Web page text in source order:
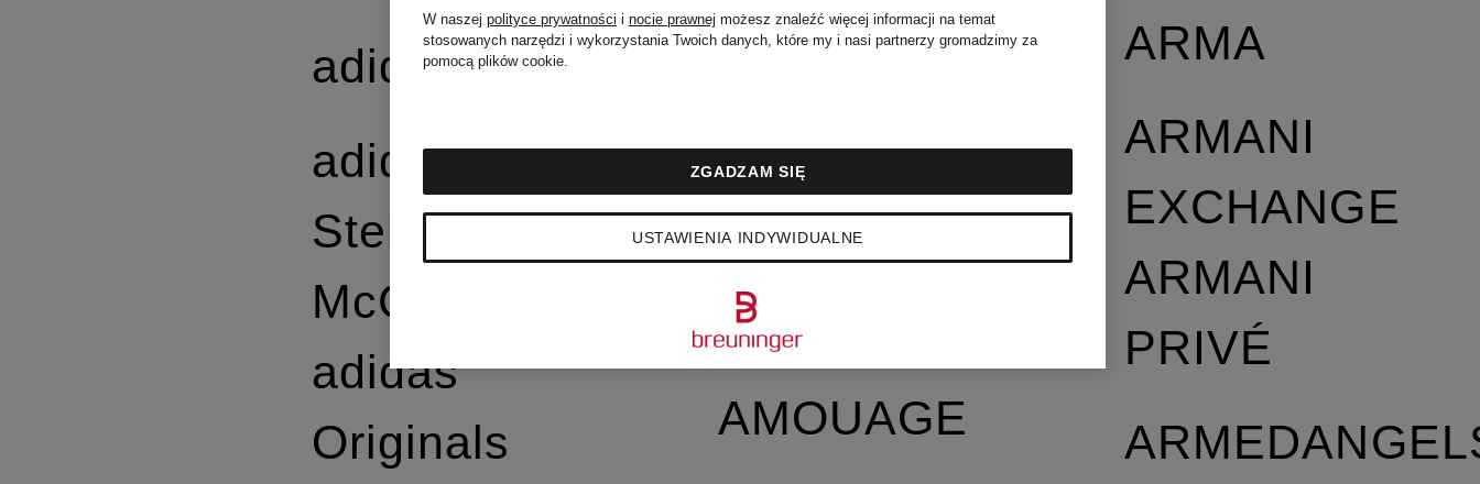
adidas
adidas by
Stella
McCartney
adidas
Originals
AMI PARIS
AMINA
MUADDI
AMIRI
AMOUAGE
ARMA
ARMANI
EXCHANGE
ARMANI
PRIVÉ
W naszej polityce prywatności i nocie prawnej możesz znaleźć więcej informacji na temat
stosowanych narzędzi i wykorzystania Twoich danych, które my i nasi partnerzy gromadzimy za
pomocą plików cookie.
USTAWIENIA INDYWIDUALNE
ZGADZAM SIĘ